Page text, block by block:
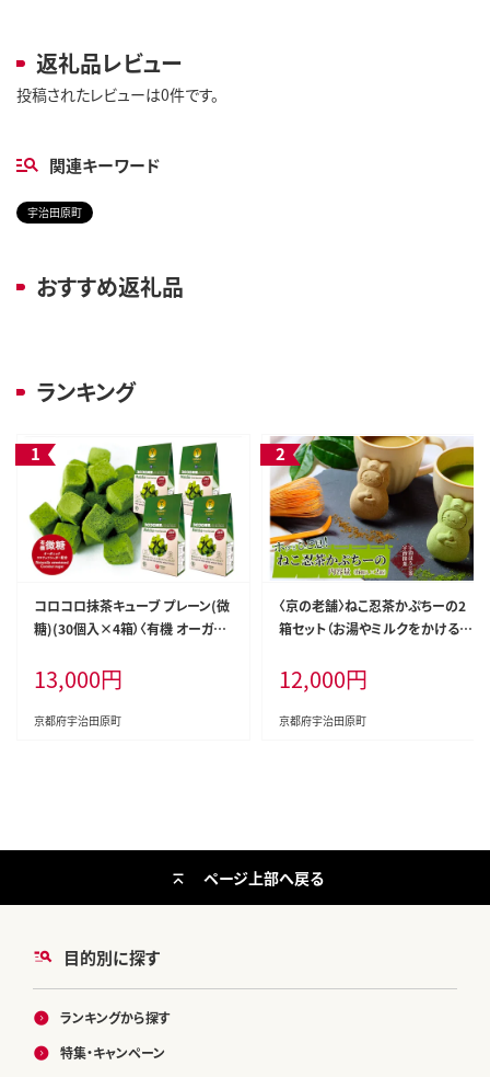
返礼品レビュー
投稿されたレビューは0件です。
関連キーワード
宇治田原町
おすすめ返礼品
ランキング
コロコロ抹茶キューブ プレーン(微
糖)(30個入×4箱）〈有機 オーガニ
お菓子 宇治抹茶 抹茶 抹茶ラテ フ
リーズドライ〉 手軽 茶道具要らず
13,000円
京都府宇治田原町
〈京の老舗〉ねこ忍茶かぷちーの2
箱セット（お湯やミルクをかけると
お茶 茶 カプチーノ ほうじ茶 アイス
ホット ミルク ギフト 贈り物 飲料 加
工食品〉 和菓子
12,000円
京都府宇治田原町
目的別に探す
ランキングから探す
特集・キャンペーン
ページ上部へ戻る